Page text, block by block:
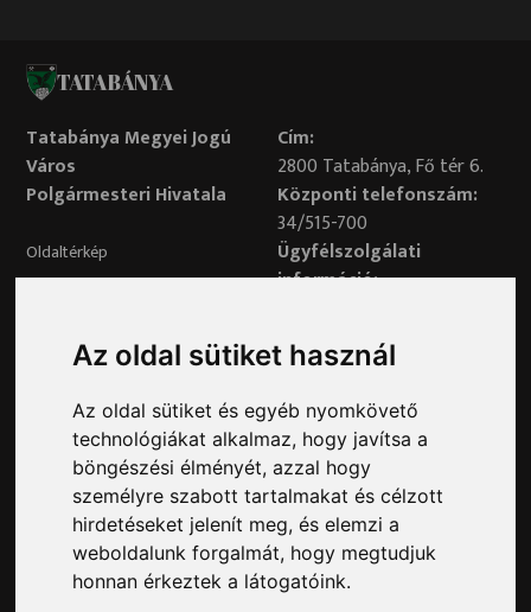
Az oldal sütiket használ
Az oldal sütiket és egyéb nyomkövető
technológiákat alkalmaz, hogy javítsa a
böngészési élményét, azzal hogy
személyre szabott tartalmakat és célzott
hirdetéseket jelenít meg, és elemzi a
weboldalunk forgalmát, hogy megtudjuk
honnan érkeztek a látogatóink.
TATABÁNYA
Tatabánya Megyei Jogú
Város
Polgármesteri Hivatala
Oldaltérkép
Adatvédelem
Cím:
2800 Tatabánya, Fő tér 6.
Központi telefonszám:
34/515-700
Ügyfélszolgálati
információ:
Véleményvonal:
34/515-799
Adatvédelmi tisztviselő elérhetősége:
adatvedelem@ph.tatabanya.hu
Minden jog fenntartva © 2026 Tatabánya